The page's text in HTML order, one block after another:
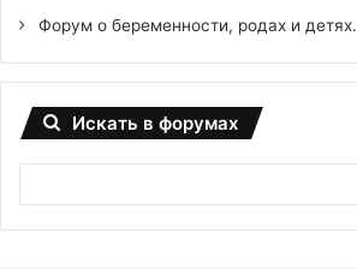
Форум о беременности, родах и детях.
Искать в форумах